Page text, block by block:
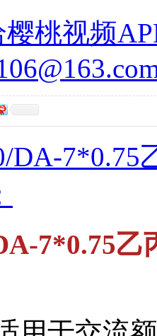
桃视频APP
DA-7*0.75
7*0.75乙